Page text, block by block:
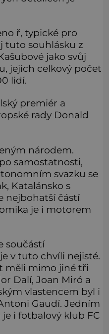
ř, typické pro
tuto souhlásku z
jako svůj
jejich celkový počet
lidí.
premiér a
rady Donald
národem.
samostatnosti,
svazku se
Katalánsko s
nejbohatší částí
je i motorem
součástí
v tuto chvíli nejisté.
měli mimo jiné tři
Dalí, Joan Miró a
vlastencem byl i
Gaudí. Jedním
i fotbalový klub FC